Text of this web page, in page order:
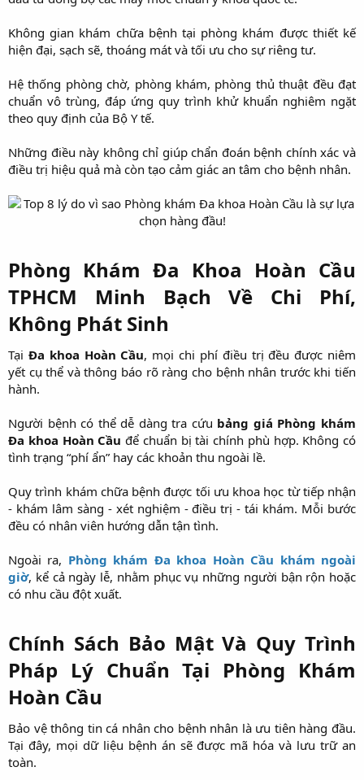
Không gian khám chữa bệnh tại phòng khám được thiết kế
hiện đại, sạch sẽ, thoáng mát và tối ưu cho sự riêng tư.
Hệ thống phòng chờ, phòng khám, phòng thủ thuật đều đạt
chuẩn vô trùng, đáp ứng quy trình khử khuẩn nghiêm ngặt
theo quy định của Bộ Y tế.
Những điều này không chỉ giúp chẩn đoán bệnh chính xác và
điều trị hiệu quả mà còn tạo cảm giác an tâm cho bệnh nhân.
Phòng Khám Đa Khoa Hoàn Cầu
TPHCM Minh Bạch Về Chi Phí,
Không Phát Sinh
Tại Đa khoa Hoàn Cầu, mọi chi phí điều trị đều được niêm
yết cụ thể và thông báo rõ ràng cho bệnh nhân trước khi tiến
hành.
Người bệnh có thể dễ dàng tra cứu bảng giá Phòng khám
Đa khoa Hoàn Cầu để chuẩn bị tài chính phù hợp. Không có
tình trạng “phí ẩn” hay các khoản thu ngoài lề.
Quy trình khám chữa bệnh được tối ưu khoa học từ tiếp nhận
- khám lâm sàng - xét nghiệm - điều trị - tái khám. Mỗi bước
đều có nhân viên hướng dẫn tận tình.
Ngoài ra, Phòng khám Đa khoa Hoàn Cầu khám ngoài
giờ, kể cả ngày lễ, nhằm phục vụ những người bận rộn hoặc
có nhu cầu đột xuất.
Chính Sách Bảo Mật Và Quy Trình
Pháp Lý Chuẩn Tại Phòng Khám
Hoàn Cầu
Bảo vệ thông tin cá nhân cho bệnh nhân là ưu tiên hàng đầu.
Tại đây, mọi dữ liệu bệnh án sẽ được mã hóa và lưu trữ an
toàn.